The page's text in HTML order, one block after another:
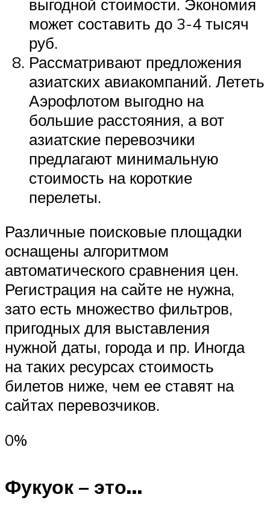
выгодной стоимости. Экономия
может составить до 3-4 тысяч
руб.
Рассматривают предложения
азиатских авиакомпаний. Лететь
Аэрофлотом выгодно на
большие расстояния, а вот
азиатские перевозчики
предлагают минимальную
стоимость на короткие
перелеты.
Различные поисковые площадки
оснащены алгоритмом
автоматического сравнения цен.
Регистрация на сайте не нужна,
зато есть множество фильтров,
пригодных для выставления
нужной даты, города и пр. Иногда
на таких ресурсах стоимость
билетов ниже, чем ее ставят на
сайтах перевозчиков.
0%
Фукуок – это…